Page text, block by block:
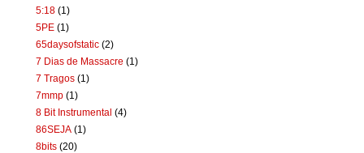
5:18 (1)
5PE (1)
65daysofstatic (2)
7 Dias de Massacre (1)
7 Tragos (1)
7mmp (1)
8 Bit Instrumental (4)
86SEJA (1)
8bits (20)